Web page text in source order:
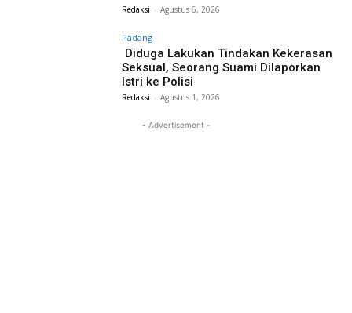
Redaksi - Agustus 6, 2026
Padang
Diduga Lakukan Tindakan Kekerasan
Seksual, Seorang Suami Dilaporkan
Istri ke Polisi
Redaksi - Agustus 1, 2026
- Advertisement -